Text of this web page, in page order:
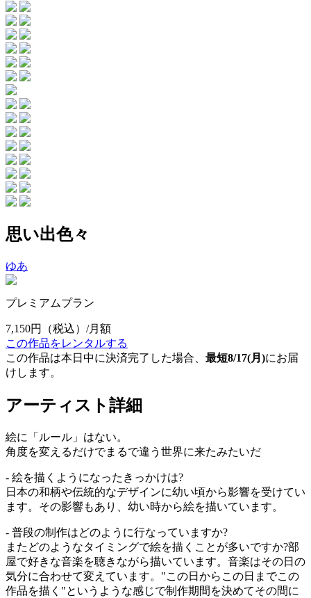
思い出色々
ゆあ
プレミアムプラン
7,150円
（税込）/月額
この作品をレンタルする
この作品は本日中に決済完了した場合、 最短8/17(月)にお届
けします。
アーティスト詳細
絵に「ルール」はない。
角度を変えるだけでまるで違う世界に来たみたいだ
- 絵を描くようになったきっかけは?
日本の和柄や伝統的なデザインに幼い頃から影響を受けてい
ます。その影響もあり、幼い時から絵を描いています。
- 普段の制作はどのように行なっていますか?
またどのようなタイミングで絵を描くことが多いですか?部
屋で好きな音楽を聴きながら描いています。音楽はその日の
気分に合わせて変えています。"この日からこの日までこの
作品を描く"というような感じで制作期間を決めてその間に